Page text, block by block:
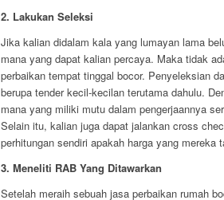
2. Lakukan Seleksi
Jika kalian didalam kala yang lumayan lama
mana yang dapat kalian percaya. Maka tidak
perbaikan tempat tinggal bocor. Penyeleksian
berupa tender kecil-kecilan terutama dahulu.
mana yang miliki mutu dalam pengerjaannya
Selain itu, kalian juga dapat jalankan cross
perhitungan sendiri apakah harga yang
3. Meneliti RAB Yang Ditawarkan
Setelah meraih sebuah jasa perbaikan rumah